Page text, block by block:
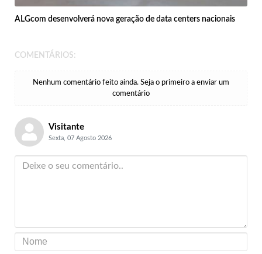
ALGcom desenvolverá nova geração de data centers nacionais
COMENTÁRIOS:
Nenhum comentário feito ainda. Seja o primeiro a enviar um
comentário
Visitante
Sexta, 07 Agosto 2026